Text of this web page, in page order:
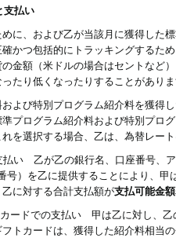
支払い
に、および乙が当該月に獲得した
かつ包括的にトラッキングするた
金額（米ドルの場合はセントなど
たり低くなったりすることがあり
よび特別プログラム紹介料を獲得
プログラム紹介料および特別プロ
を選択する場合、乙は、為替レー
払い 乙が乙の銀行名、口座番号、
号）を乙に提供することにより、
に対する合計支払額が支払可能金
ードでの支払い 甲は乙に対し、乙
トカードは、獲得した紹介料相当